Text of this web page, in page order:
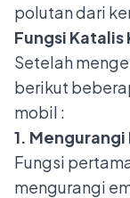
polutan dari
Fungsi
Setelah
berikut
mobil :
1. Mengurangi
Fungsi
mengurangi